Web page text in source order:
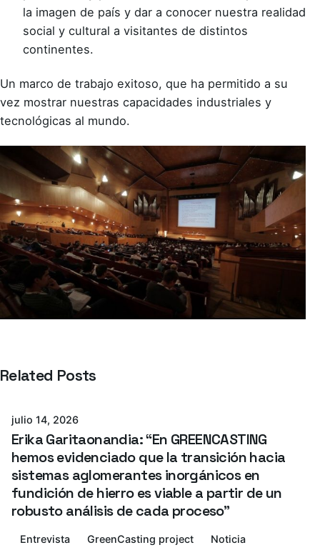
la imagen de país y dar a conocer nuestra realidad
social y cultural a visitantes de distintos
continentes.
Un marco de trabajo exitoso, que ha permitido a su
vez mostrar nuestras capacidades industriales y
tecnológicas al mundo.
Related Posts
Azterlan Team
julio 14, 2026
Erika Garitaonandia: “En GREENCASTING
hemos evidenciado que la transición hacia
sistemas aglomerantes inorgánicos en
fundición de hierro es viable a partir de un
robusto análisis de cada proceso”
Entrevista GreenCasting project Noticia